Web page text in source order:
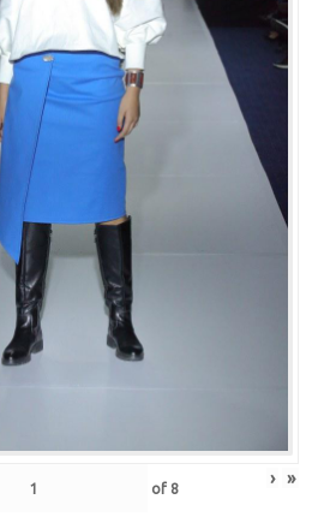
of 8 › »